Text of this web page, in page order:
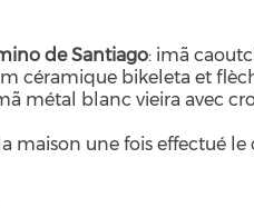
de Santiago: imã
céramique bikeleta et
métal blanc vieira avec
une fois effectué